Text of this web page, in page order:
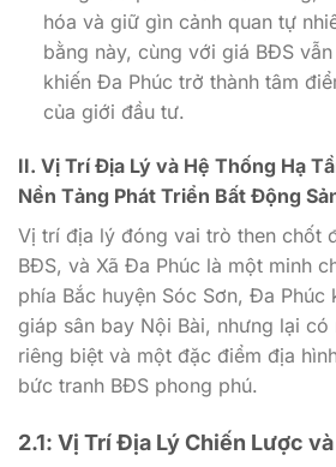
hóa và giữ gìn cảnh quan tự
bằng này, cùng với giá BĐS
khiến Đa Phúc trở thành tâm
của giới đầu tư.
II. Vị Trí Địa Lý và Hệ Thống Hạ
Nền Tảng Phát Triển Bất Động
Vị trí địa lý đóng vai trò then chốt
BĐS, và Xã Đa Phúc là một minh
phía Bắc huyện Sóc Sơn, Đa
giáp sân bay Nội Bài, nhưng lại
riêng biệt và một đặc điểm địa
bức tranh BĐS phong phú.
2.1: Vị Trí Địa Lý Chiến Lược